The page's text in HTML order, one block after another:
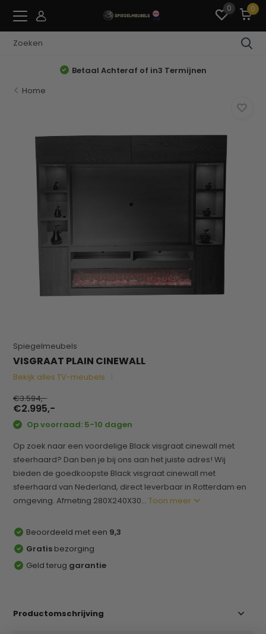
0 0
Betaal Achteraf of in3 Termijnen
Home
Spiegelmeubels
VISGRAAT PLAIN CINEWALL
Bekijk alles TV-meubels
€3.594,-
€2.995,-
Op voorraad: 5-10 dagen
Op zoek naar een voordelige Black visgraat cinewall met
sfeerhaard? Dan ben je bij ons aan het juiste adres! Wij
bieden de goedkoopste Black visgraat cinewall met
sfeerhaard van Nederland, direct leverbaar in Rotterdam en
omgeving. Afmeting 280X240X30...Toon meer
Beoordeeld met een 9,3
Gratis bezorging
Geld terug garantie
Productomschrijving